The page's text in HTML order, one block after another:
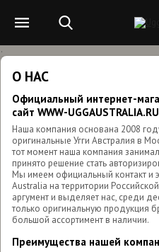
.
О НАС
Официальный интернет-
сайт WWW-UGGAUSTRALIA.RU
Наша компания основана 2008
оригинальные Угги Австралия в
тот момент наша компания
принято решение стать
Мы имеем официальный контакт и
Australia на территории
аргумент и выделяет нас, среди
только оригинальную продукция
большой ассортимент в наличии.
Преимущества нашей